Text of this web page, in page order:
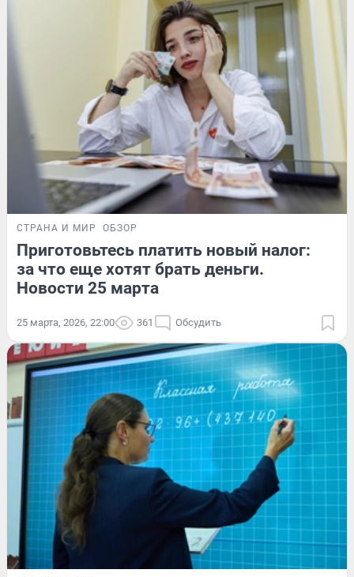
СТРАНА И МИР ОБЗОР
Приготовьтесь платить новый налог:
за что еще хотят брать деньги.
Новости 25 марта
25 марта, 2026, 22:00 361 Обсудить